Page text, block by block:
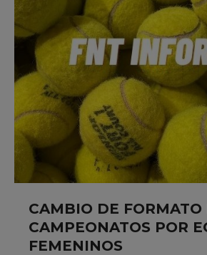
CAMBIO DE FORMATO
CAMPEONATOS POR
FEMENINOS